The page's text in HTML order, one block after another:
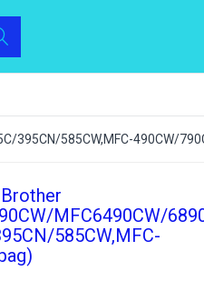
395CN/585CW,MFC-490CW/
MFC6490CW/
585CW,MFC-